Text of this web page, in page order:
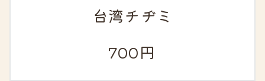
台湾チヂミ
700円